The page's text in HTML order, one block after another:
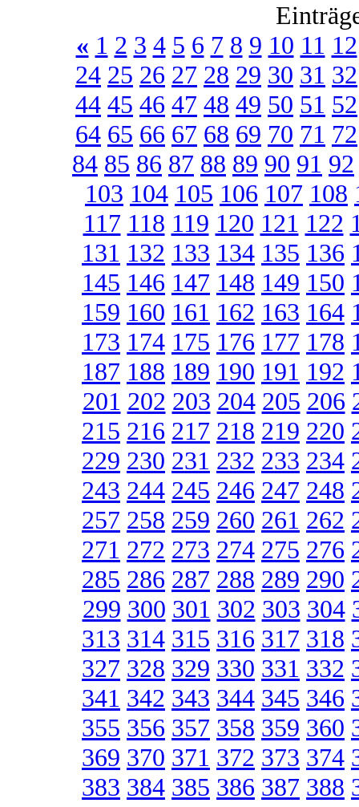
« 1 2 3 4 5 6 7 8 9 10 11 12
24 25 26 27 28 29 30 31 32
44 45 46 47 48 49 50 51 52
64 65 66 67 68 69 70 71 72
84 85 86 87 88 89 90 91 92
103 104 105 106 107 108
117 118 119 120 121 122
131 132 133 134 135 136
145 146 147 148 149 150
159 160 161 162 163 164
173 174 175 176 177 178
187 188 189 190 191 192
201 202 203 204 205 206
215 216 217 218 219 220
229 230 231 232 233 234
243 244 245 246 247 248
257 258 259 260 261 262
271 272 273 274 275 276
285 286 287 288 289 290
299 300 301 302 303 304
313 314 315 316 317 318
327 328 329 330 331 332
341 342 343 344 345 346
355 356 357 358 359 360
369 370 371 372 373 374
383 384 385 386 387 388